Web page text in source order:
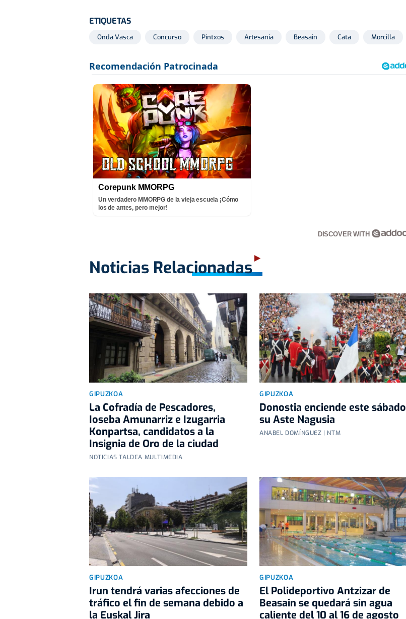
ETIQUETAS
Onda Vasca Concurso Pintxos Artesanía Beasain Cata Morcilla
Corepunk MMORPG
Un verdadero MMORPG de la vieja escuela ¡Cómo
los de antes, pero mejor!
DISCOVER WITH
Noticias Relacionadas
GIPUZKOA
La Cofradía de Pescadores,
Ioseba Amunarriz e Izugarria
Konpartsa, candidatos a la
Insignia de Oro de la ciudad
NOTICIAS TALDEA MULTIMEDIA
GIPUZKOA
Donostia enciende este sábado
su Aste Nagusia
ANABEL DOMÍNGUEZ | NTM
GIPUZKOA
Irun tendrá varias afecciones de
tráfico el fin de semana debido a
la Euskal Jira
GIPUZKOA
El Polideportivo Antzizar de
Beasain se quedará sin agua
caliente del 10 al 16 de agosto